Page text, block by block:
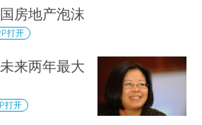
房地产泡沫
打开
来两年最大
打开